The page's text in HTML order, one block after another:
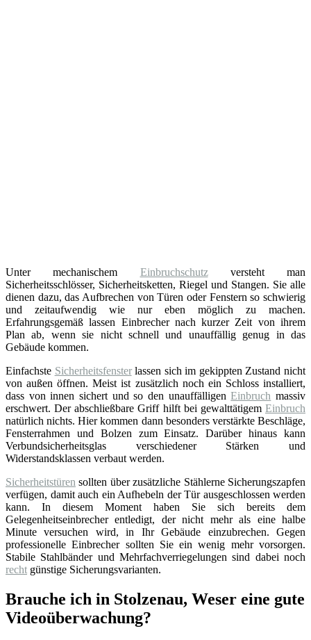
Unter mechanischem Einbruchschutzversteht man
Sicherheitsschlösser, Sicherheitsketten, Riegel und Stangen. Sie alle
dienen dazu, das Aufbrechen von Türen oder Fenstern so schwierig
und zeitaufwendig wie nur eben möglich zu machen.
Erfahrungsgemäß lassen Einbrecher nach kurzer Zeit von ihrem
Plan ab, wenn sie nicht schnell und unauffällig genug in das
Gebäude kommen.
Einfachste Sicherheitsfensterlassen sich im gekippten Zustand nicht
von außen öffnen. Meist ist zusätzlich noch ein Schloss installiert,
dass von innen sichert und so den unauffälligenEinbruch massiv
erschwert. Der abschließbare Griff hilft bei gewalttätigem Einbruch
natürlich nichts. Hier kommen dann besonders verstärkte Beschläge,
Fensterrahmen und Bolzen zum Einsatz. Darüber hinaus kann
Verbundsicherheitsglas verschiedener Stärken und
Widerstandsklassen verbaut werden.
Sicherheitstüren sollten über zusätzliche Stählerne Sicherungszapfen
verfügen, damit auch ein Aufhebeln der Tür ausgeschlossen werden
kann. In diesem Moment haben Sie sich bereits dem
Gelegenheitseinbrecher entledigt, der nicht mehr als eine halbe
Minute versuchen wird, in Ihr Gebäude einzubrechen. Gegen
professionelle Einbrecher sollten Sie ein wenig mehr vorsorgen.
Stabile Stahlbänder und Mehrfachverriegelungen sind dabei noch
recht günstige Sicherungsvarianten.
Brauche ich in Stolzenau, Weser eine gute
Videoüberwachung?